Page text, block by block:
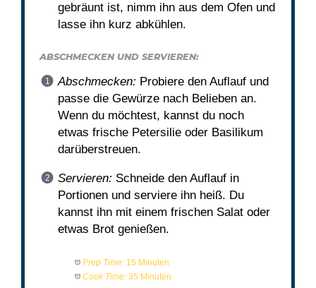
gebräunt ist, nimm ihn aus dem Ofen und
lasse ihn kurz abkühlen.
ABSCHMECKEN UND SERVIEREN:
Abschmecken: Probiere den Auflauf und
passe die Gewürze nach Belieben an.
Wenn du möchtest, kannst du noch
etwas frische Petersilie oder Basilikum
darüberstreuen.
Servieren: Schneide den Auflauf in
Portionen und serviere ihn heiß. Du
kannst ihn mit einem frischen Salat oder
etwas Brot genießen.
Prep Time: 15 Minuten
Cook Time: 35 Minuten